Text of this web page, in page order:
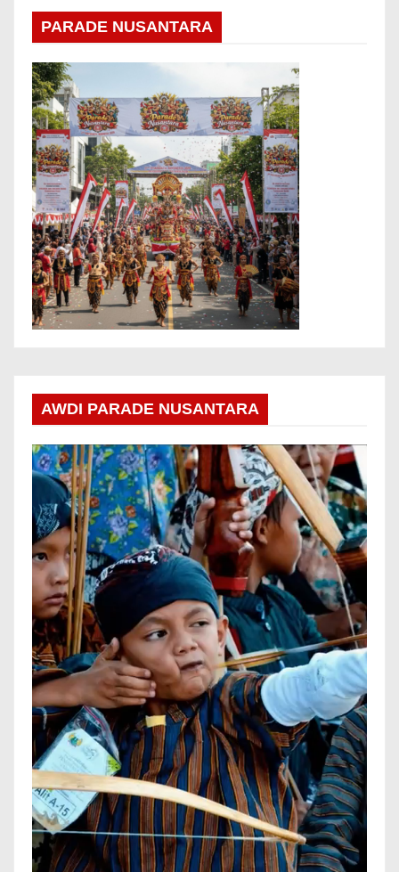
PARADE NUSANTARA
AWDI PARADE NUSANTARA